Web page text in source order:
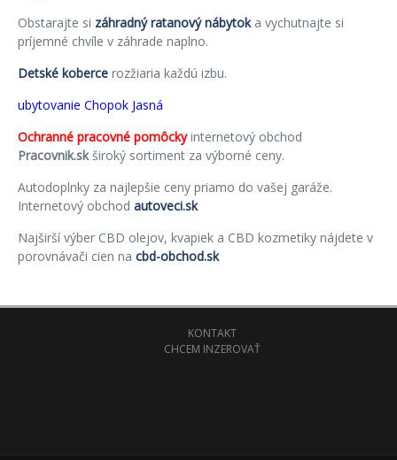
Obstarajte si záhradný ratanový nábytoka vychutnajte si
príjemné chvíle v záhrade naplno.
Detské koberce rozžiaria každú izbu.
ubytovanie Chopok Jasná
Ochranné pracovné pomôckyinternetový obchod
Pracovnik.skširoký sortiment za výborné ceny.
Autodoplnky za najlepšie ceny priamo do vašej garáže.
Internetový obchod autoveci.sk
Najširší výber CBD olejov, kvapiek a CBD kozmetiky nájdete v
porovnávači cien na cbd-obchod.sk
KONTAKT
CHCEM INZEROVAŤ